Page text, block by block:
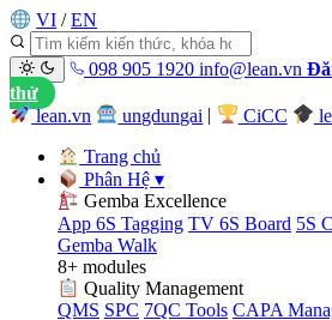
VI / EN
098 905 1920 info@lean.vn
thử
lean.vn
ungdungai CiCC
Trang chủ
Phân Hệ▾
Gemba Excellence
App 6S Tagging TV 6S Board 5S
Gemba Walk
8+ modules
Quality Management
QMS SPC 7QC Tools CAPA